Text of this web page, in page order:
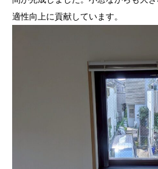
適性向上に貢献しています。